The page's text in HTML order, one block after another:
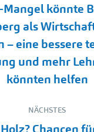
Vorheriger
Beitrag:
könnte
als
– eine bessere
und mehr
könnten helfen
NÄCHSTES